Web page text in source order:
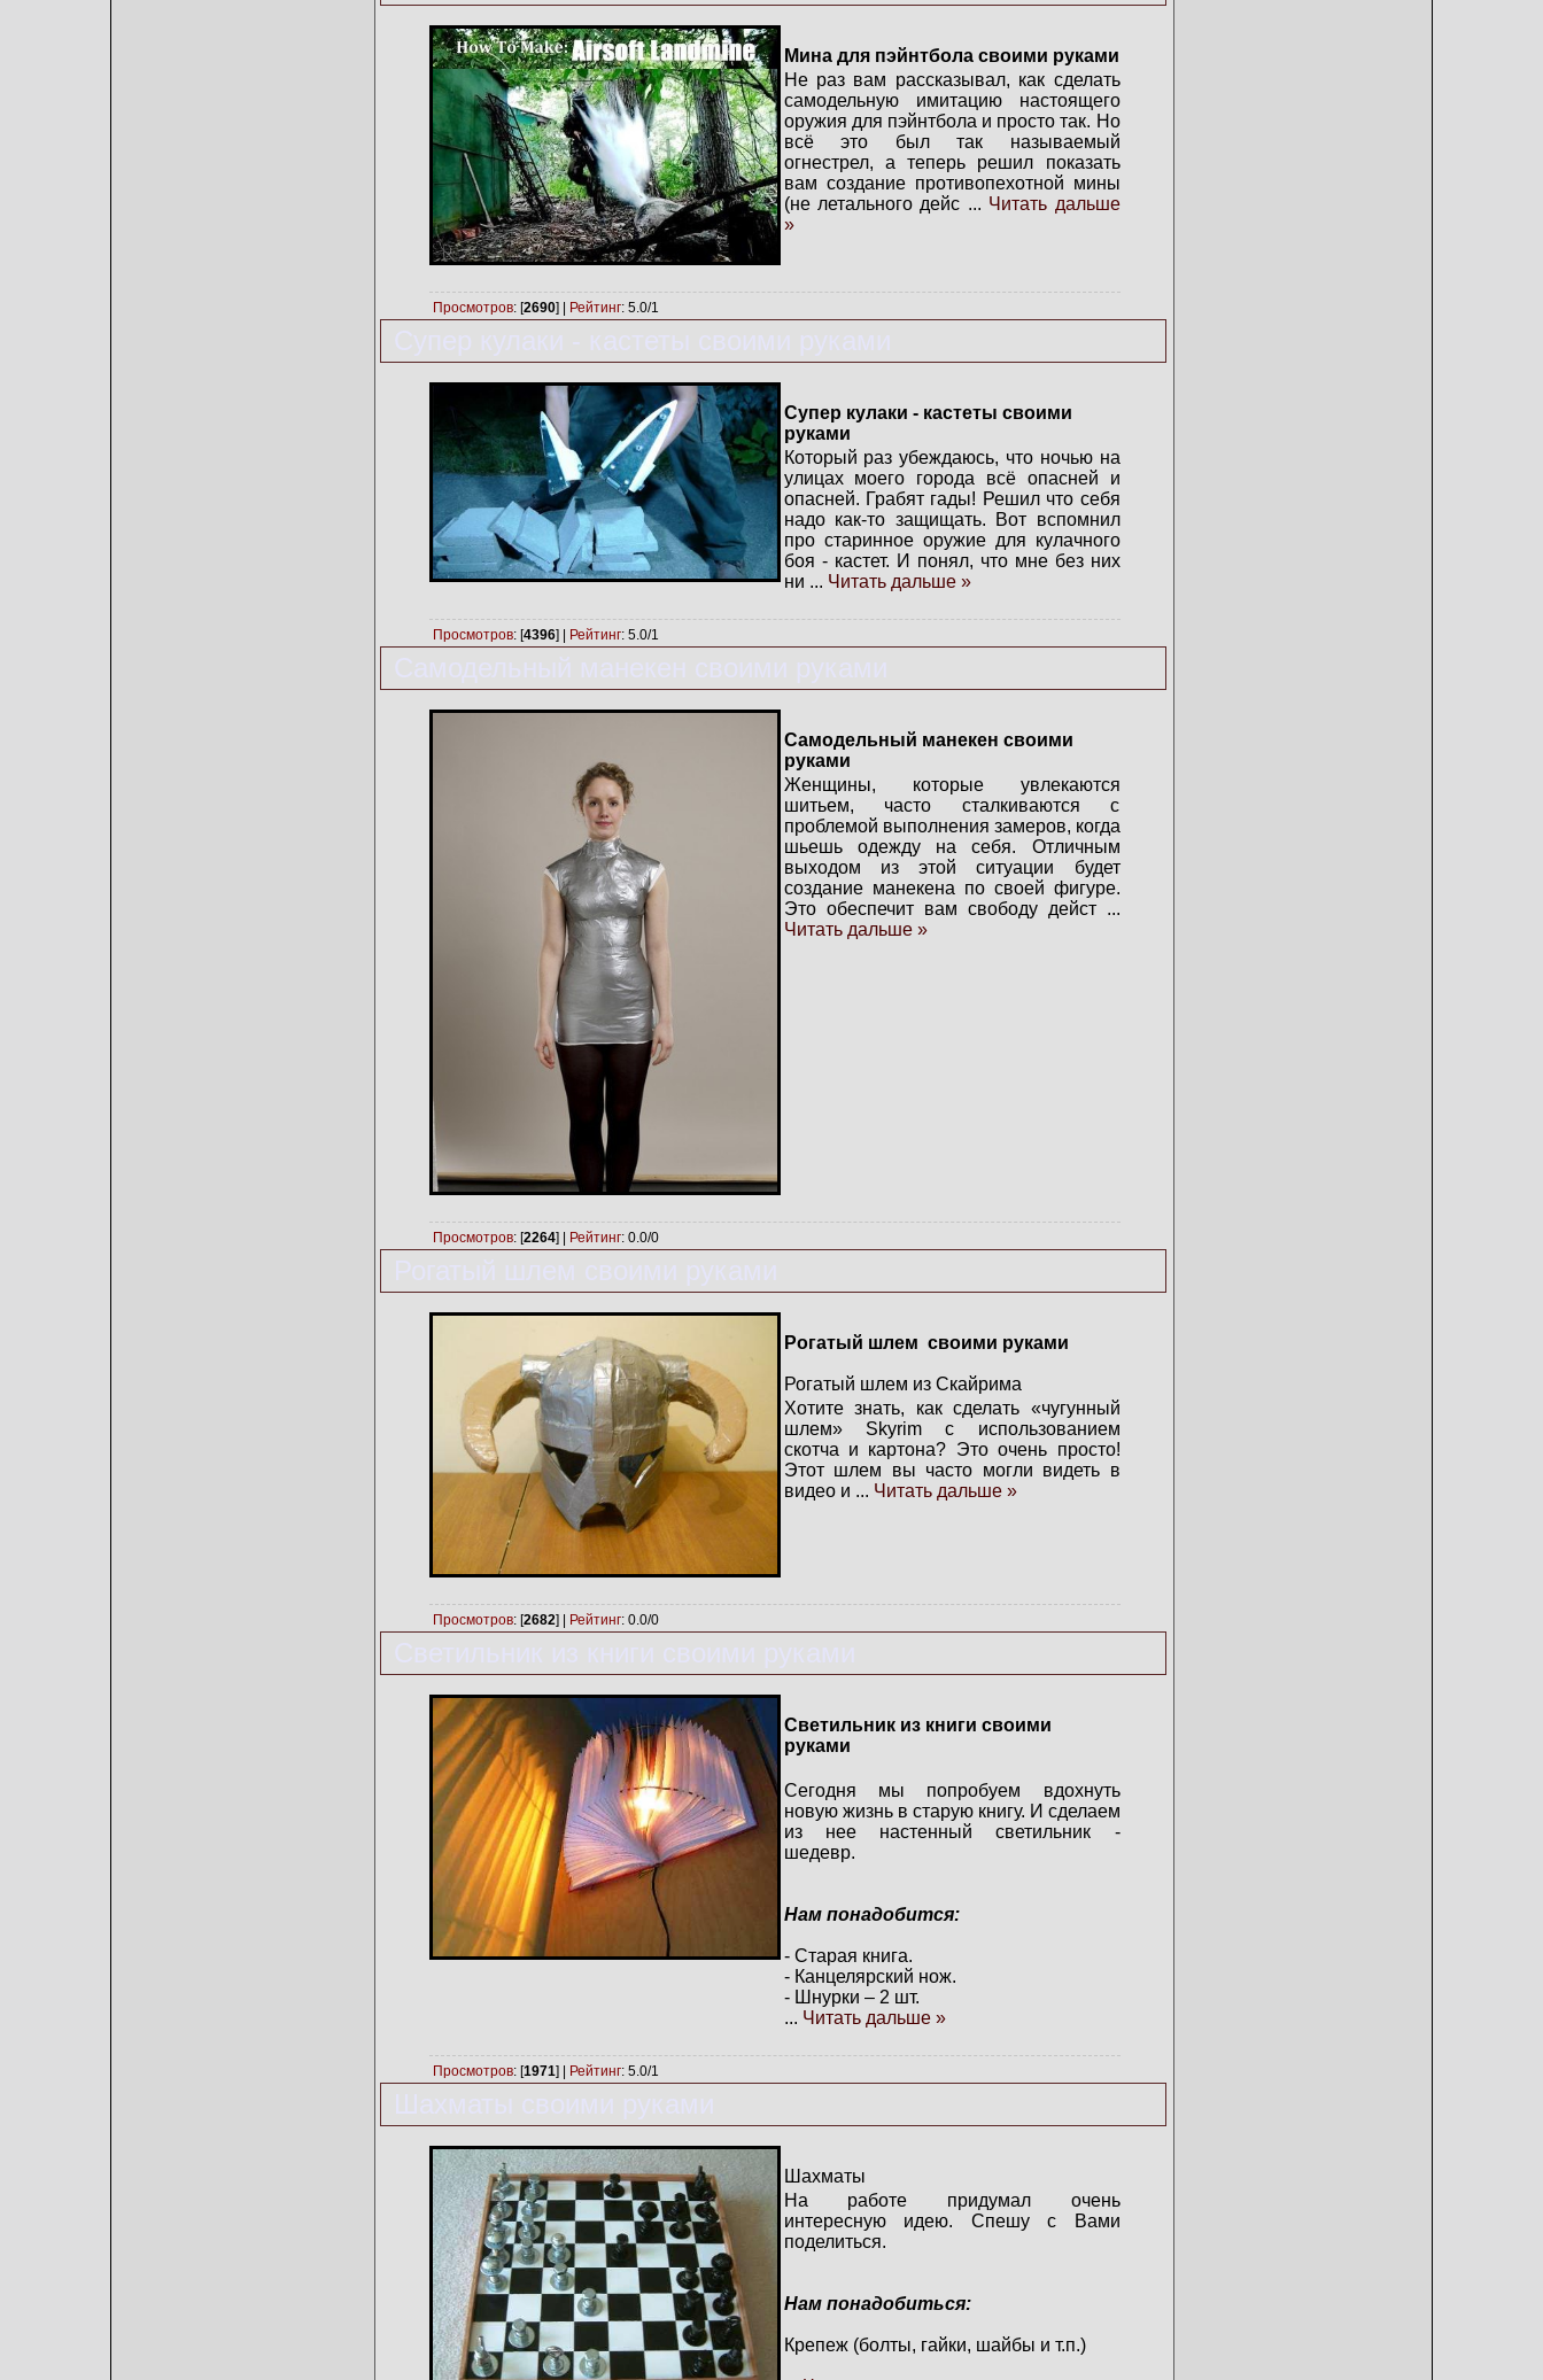
Мина для пэйнтбола своими руками
Не раз вам рассказывал, как сделать
самодельную имитацию настоящего
оружия для пэйнтбола и просто так. Но
всё это был так называемый
огнестрел, а теперь решил показать
вам создание противопехотной мины
(не летального дейс ... Читать дальше
»
Просмотров: [2690] | Рейтинг: 5.0/1
Супер кулаки - кастеты своими руками
Супер кулаки - кастеты своими
руками
Который раз убеждаюсь, что ночью на
улицах моего города всё опасней и
опасней. Грабят гады! Решил что себя
надо как-то защищать. Вот вспомнил
про старинное оружие для кулачного
боя - кастет. И понял, что мне без них
ни ... Читать дальше »
Просмотров: [4396] | Рейтинг: 5.0/1
Самодельный манекен своими руками
Самодельный манекен своими
руками
Женщины, которые увлекаются
шитьем, часто сталкиваются с
проблемой выполнения замеров, когда
шьешь одежду на себя. Отличным
выходом из этой ситуации будет
создание манекена по своей фигуре.
Это обеспечит вам свободу дейст ...
Читать дальше »
Просмотров: [2264] | Рейтинг: 0.0/0
Рогатый шлем своими руками
Рогатый шлем своими руками
Рогатый шлем из Скайрима
Хотите знать, как сделать «чугунный
шлем» Skyrim с использованием
скотча и картона? Это очень просто!
Этот шлем вы часто могли видеть в
видео и ... Читать дальше »
Просмотров: [2682] | Рейтинг: 0.0/0
Светильник из книги своими руками
Светильник из книги своими
руками
Сегодня мы попробуем вдохнуть
новую жизнь в старую книгу. И сделаем
из нее настенный светильник -
шедевр.
Нам понадобится:
- Старая книга.
- Канцелярский нож.
- Шнурки – 2 шт.
... Читать дальше »
Просмотров: [1971] | Рейтинг: 5.0/1
Шахматы своими руками
Шахматы
На работе придумал очень
интересную идею. Спешу с Вами
поделиться.
Нам понадобиться:
Крепеж (болты, гайки, шайбы и т.п.)